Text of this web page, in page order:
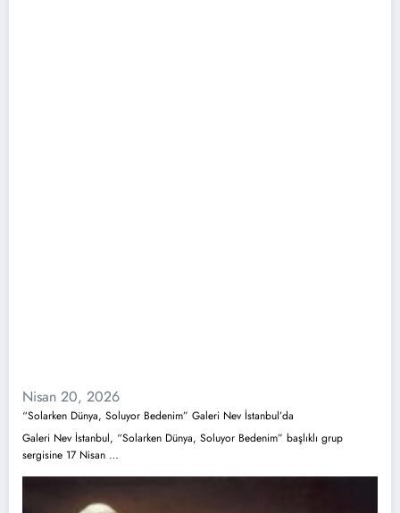
Nisan 20, 2026
“Solarken Dünya, Soluyor Bedenim” Galeri Nev İstanbul’da
Galeri Nev İstanbul, “Solarken Dünya, Soluyor Bedenim” başlıklı grup
sergisine 17 Nisan …